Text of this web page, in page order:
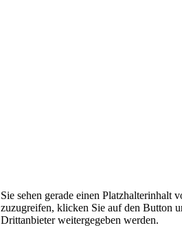
Sie sehen gerade einen Platzhalterinhalt
zuzugreifen, klicken Sie auf den Button
Drittanbieter weitergegeben werden.